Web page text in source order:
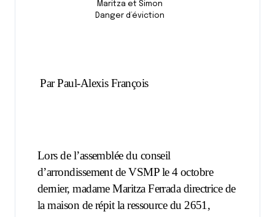
Maritza et Simon
Danger d’éviction
Par Paul-Alexis François
Lors de l’assemblée du conseil
d’arrondissement de VSMP le 4 octobre
dernier, madame Maritza Ferrada directrice de
la maison de répit la ressource du 2651,